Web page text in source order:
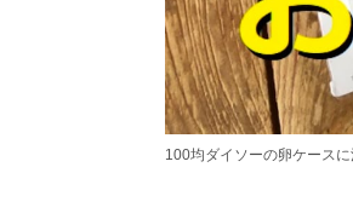
100均ダイソーの卵ケース